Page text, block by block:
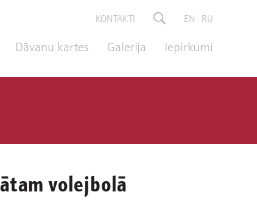
KONTAKTI EN RU
Dāvanu kartes Galerija Iepirkumi
volejbolā